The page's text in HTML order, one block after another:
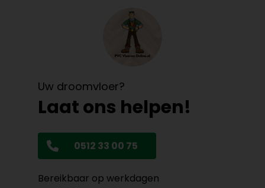
Uw droomvloer?
Laat ons helpen!
0512 33 00 75
Bereikbaar op werkdagen